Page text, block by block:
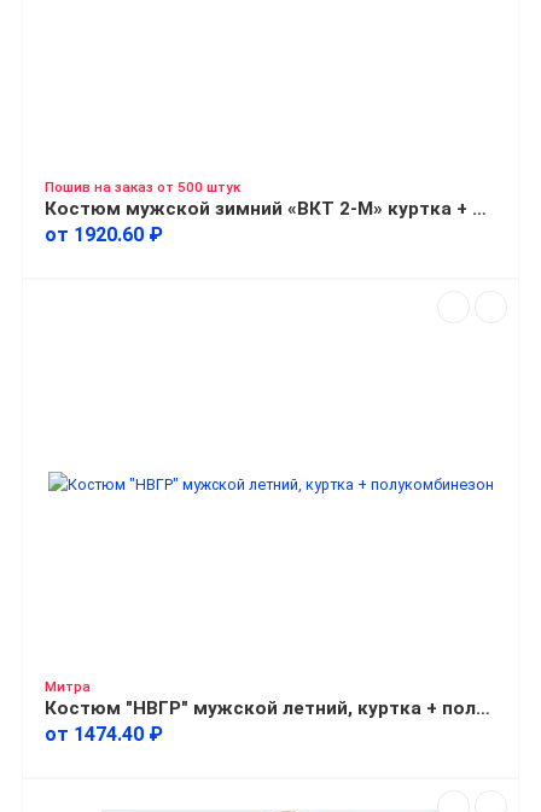
Пошив на заказ от 500 штук
Костюм мужской зимний «ВКТ 2-М» куртка + брюки
от 1920.60 ₽
Митра
Костюм "НВГР" мужской летний, куртка + полукомбинезон
от 1474.40 ₽